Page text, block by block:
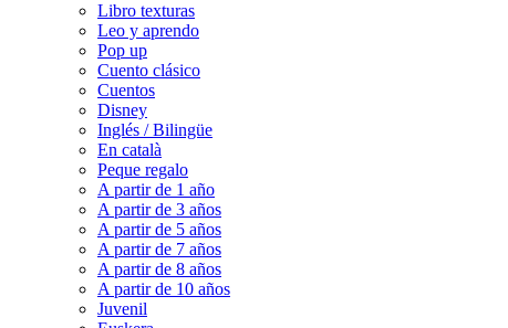
Libro texturas
Leo y aprendo
Pop up
Cuento clásico
Cuentos
Disney
Inglés / Bilingüe
En català
Peque regalo
A partir de 1 año
A partir de 3 años
A partir de 5 años
A partir de 7 años
A partir de 8 años
A partir de 10 años
Juvenil